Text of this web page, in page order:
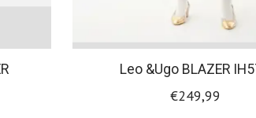
Leo &Ugo BLAZER
€249,99